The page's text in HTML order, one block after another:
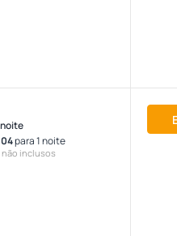
para 1 noite
não inclusos